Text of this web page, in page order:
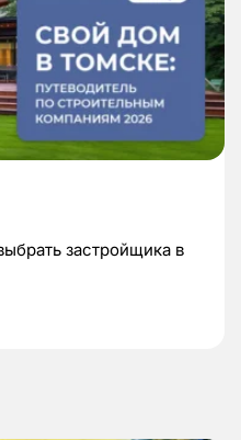
застройщика в